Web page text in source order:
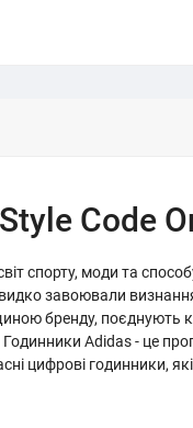
Code
спорту, моди та
завоювали
бренду, поєднують
Adidas - це
цифрові годинники,